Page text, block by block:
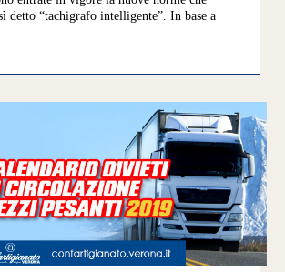
detto “tachigrafo intelligente”. In base a